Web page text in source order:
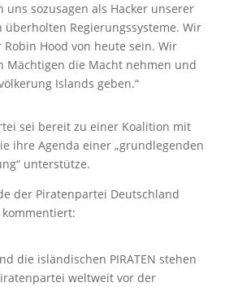
uns sozusagen als Hacker unserer
überholten Regierungssysteme. Wir
Hood von heute sein. Wir
Mächtigen die Macht nehmen und
Islands geben.“
sei bereit zu einer Koalition mit
ihre Agenda einer „grundlegenden
unterstütze.
der Piratenpartei Deutschland
die isländischen PIRATEN stehen
weltweit vor der